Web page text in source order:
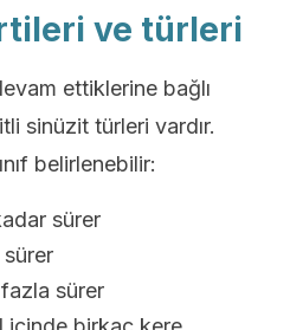
ve türleri
ettiklerine bağlı
sinüzit türleri vardır.
belirlenebilir:
sürer
sürer